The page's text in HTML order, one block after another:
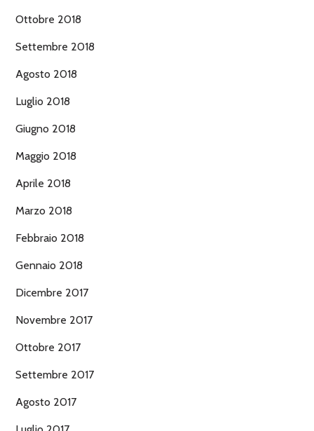
Ottobre 2018
Settembre 2018
Agosto 2018
Luglio 2018
Giugno 2018
Maggio 2018
Aprile 2018
Marzo 2018
Febbraio 2018
Gennaio 2018
Dicembre 2017
Novembre 2017
Ottobre 2017
Settembre 2017
Agosto 2017